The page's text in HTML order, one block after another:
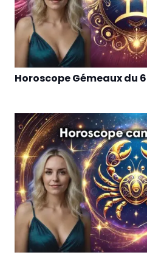
Horoscope Gémeaux du